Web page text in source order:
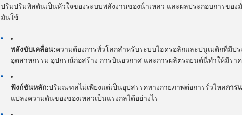
ปริมปริมพิสตันเป็นหัวใจของระบบพลังงานของน้ําเหลว และผลประกอบการขอ
มันใช้
พลังขับเคลื่อน:ความต้องการทั่วโลกสําหรับระบบไฮดรอลิกและปนูเมติกที่มีป
อุตสาหกรรม อุปกรณ์ก่อสร้าง การบินอวกาศ และการผลิตรถยนต์นี่ทําให้มี
ฟังก์ชันหลัก:ปริมณฑลไม่เพียงแต่เป็นอุปสรรคทางกายภาพต่อการรั่วไหลการ
แปลงความดันของของเหลวเป็นแรงกลได้อย่างไร